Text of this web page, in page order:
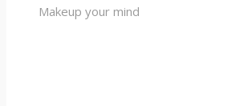
Makeup your mind